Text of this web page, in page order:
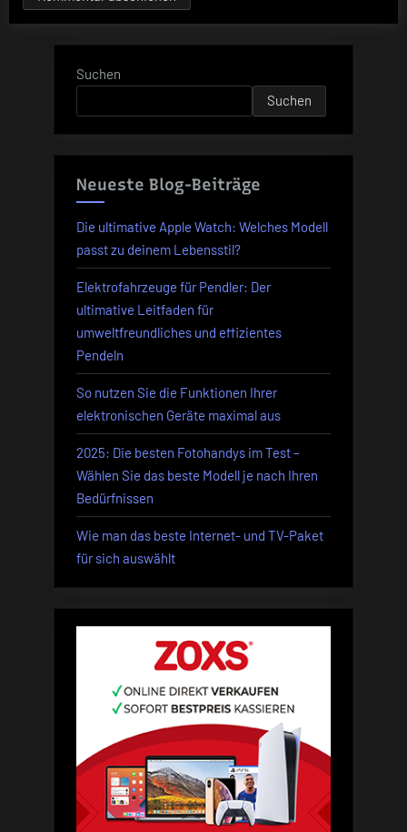
Suchen
Suchen
Neueste Blog-Beiträge
Die ultimative Apple Watch: Welches Modell
passt zu deinem Lebensstil?
Elektrofahrzeuge für Pendler: Der
ultimative Leitfaden für
umweltfreundliches und effizientes
Pendeln
So nutzen Sie die Funktionen Ihrer
elektronischen Geräte maximal aus
2025: Die besten Fotohandys im Test –
Wählen Sie das beste Modell je nach Ihren
Bedürfnissen
Wie man das beste Internet- und TV-Paket
für sich auswählt